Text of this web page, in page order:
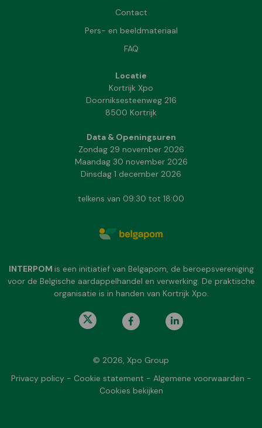
Contact
Pers- en beeldmateriaal
FAQ
Locatie
Kortrijk Xpo
Doorniksesteenweg 216
8500 Kortrijk
Data & Openingsuren
Zondag 29 november 2026
Maandag 30 november 2026
Dinsdag 1 december 2026
telkens van 09:30 tot 18:00
INTERPOM is een initiatief van Belgapom, de beroepsvereniging
voor de Belgische aardappelhandel en verwerking. De praktische
organisatie is in handen van Kortrijk Xpo.
© 2026, Xpo Group
Privacy policy- Cookie statement - Algemene voorwaarden -
Cookies bekijken